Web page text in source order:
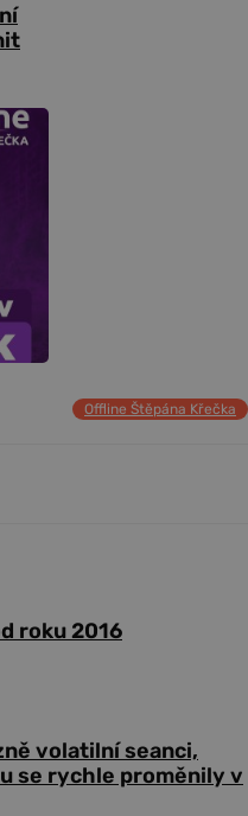
Offline Štěpána Křečka
roku 2016
volatilní seanci,
se rychle proměnily v